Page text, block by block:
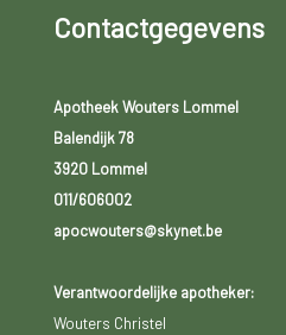
Contactgegevens
Apotheek Wouters Lommel
Balendijk 78
3920 Lommel
011/606002
apocwouters@skynet.be
Verantwoordelijke apotheker:
Wouters Christel